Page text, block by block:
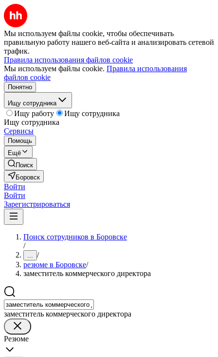
Мы используем файлы cookie, чтобы обеспечивать
правильную работу нашего веб-сайта и анализировать сетевой
трафик.
Правила использования файлов cookie
Мы используем файлы cookie. Правила использования
файлов cookie
Понятно
Ищу сотрудника
Ищу работу
Ищу сотрудника
Ищу сотрудника
Сервисы
Помощь
Ещё
Поиск
Боровск
Войти
Войти
Зарегистрироваться
Поиск сотрудников в Боровске
/
... /
резюме в Боровске/
заместитель коммерческого директора
заместитель коммерческого директора
Резюме